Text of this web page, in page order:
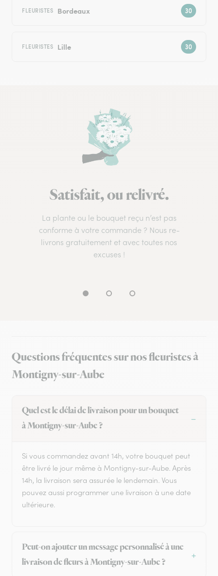
FLEURISTES Bordeaux
FLEURISTES Lille
Satisfait, ou relivré.
La plante ou le bouquet reçu n’est pas
conforme à votre commande ? Nous re-
livrons gratuitement et avec toutes nos
excuses !
Questions fréquentes sur nos fleuristes à
Montigny-sur-Aube
Quel est le délai de livraison pour un bouquet
à Montigny-sur-Aube ?
Si vous commandez avant 14h, votre bouquet peut
être livré le jour même à Montigny-sur-Aube. Après
14h, la livraison sera assurée le lendemain. Vous
pouvez aussi programmer une livraison à une date
ultérieure.
Peut-on ajouter un message personnalisé à une
livraison de fleurs à Montigny-sur-Aube ?